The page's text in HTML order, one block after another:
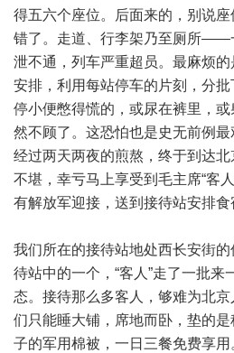
得五六个座位。后面来的，别说
错了。走道、行李架乃至厕所——
泄不通，列车严重超员。最麻烦
安排，利用每站停车的片刻，分
停小便憋得慌的，或尿在裤里，或
然不顾了。这恐怕也是史无前例最
经过两天两夜的煎熬，终于到达
不堪，幸亏马上享受到毛主席“客
有解放军迎接，送到接待站安排食
我们所在的接待站地处西长安街
待站中的一个，“客人”走了一批来
态。接待那么多客人，够难为北
们只能睡大铺，席地而卧，垫的
子的军用棉被，一日三餐免费享用